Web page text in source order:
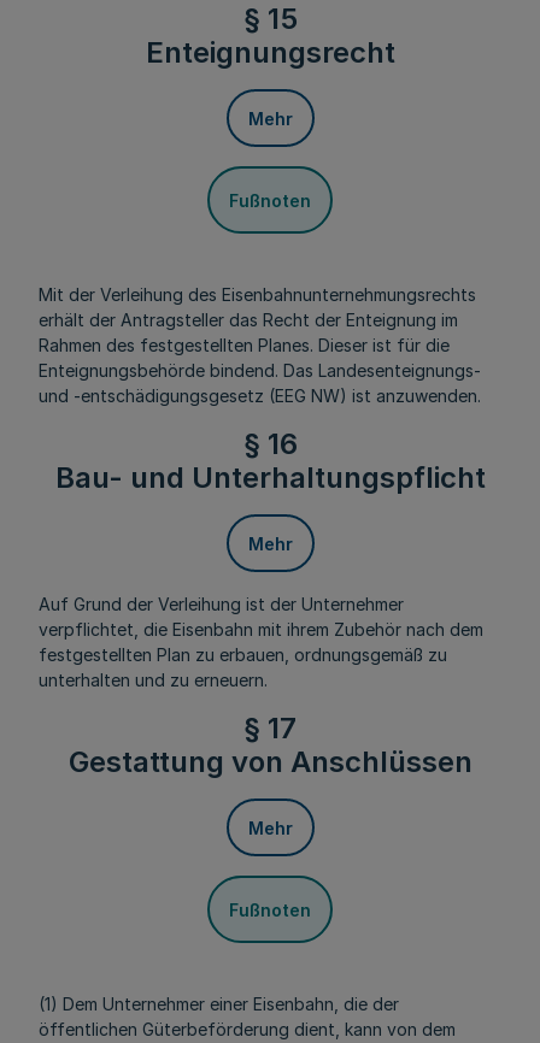
§ 15
Enteignungsrecht
Mehr
Fußnoten
Mit der Verleihung des Eisenbahnunternehmungsrechts
erhält der Antragsteller das Recht der Enteignung im
Rahmen des festgestellten Planes. Dieser ist für die
Enteignungsbehörde bindend. Das Landesenteignungs-
und -entschädigungsgesetz (EEG NW) ist anzuwenden.
§ 16
Bau- und Unterhaltungspflicht
Mehr
Auf Grund der Verleihung ist der Unternehmer
verpflichtet, die Eisenbahn mit ihrem Zubehör nach dem
festgestellten Plan zu erbauen, ordnungsgemäß zu
unterhalten und zu erneuern.
§ 17
Gestattung von Anschlüssen
Mehr
Fußnoten
(1) Dem Unternehmer einer Eisenbahn, die der
öffentlichen Güterbeförderung dient, kann von dem